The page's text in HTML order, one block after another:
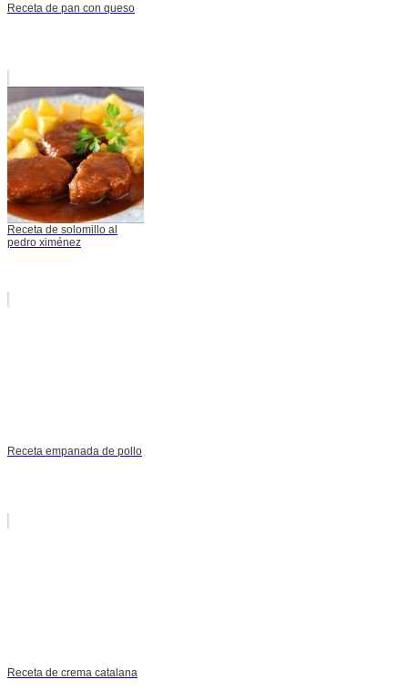
Receta de pan con queso
Receta de solomillo al
pedro ximénez
Receta empanada de pollo
Receta de crema catalana